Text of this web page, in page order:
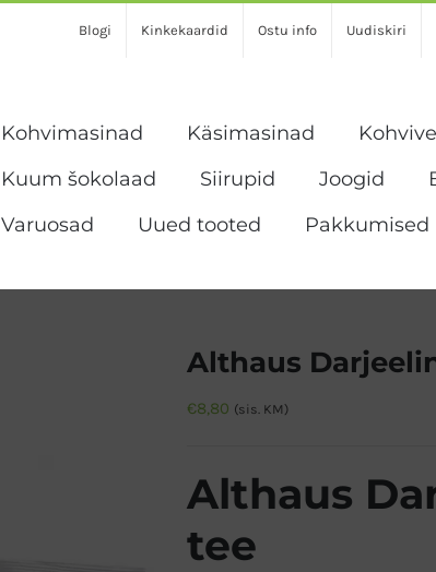
Blogi Kinkekaardid Ostu info Uudiskiri
Kohvimasinad Käsimasinad
Kuum šokolaad
Siirupid Joogid
Varuosad
Uued tooted Pakkumised
Althaus
€8,80 (sis. KM)
Althaus
tee